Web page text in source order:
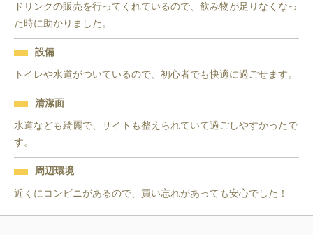
ドリンクの販売を行ってくれているので、飲み物が足りなくなっ
た時に助かりました。
設備
トイレや水道がついているので、初心者でも快適に過ごせます。
清潔面
水道なども綺麗で、サイトも整えられていて過ごしやすかったで
す。
周辺環境
近くにコンビニがあるので、買い忘れがあっても安心でした！